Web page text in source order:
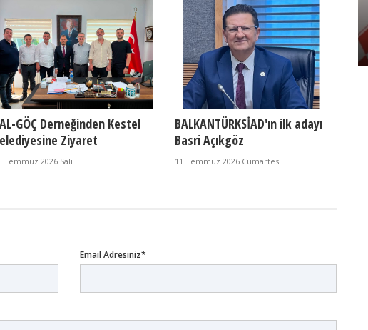
GÖÇ Derneğinden Kestel
Ziyaret
Temmuz 2026 Salı
BALKANTÜRKSİAD'ın ilk adayı
Basri Açıkgöz
11 Temmuz 2026 Cumartesi
Email Adresiniz*